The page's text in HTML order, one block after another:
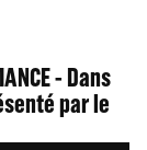
- Dans
par le